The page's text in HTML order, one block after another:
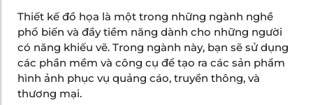
Thiết kế đồ họa là một trong những ngành nghề
phổ biến và đầy tiềm năng dành cho những người
có năng khiếu vẽ. Trong ngành này, bạn sẽ sử dụng
các phần mềm và công cụ để tạo ra các sản phẩm
hình ảnh phục vụ quảng cáo, truyền thông, và
thương mại.